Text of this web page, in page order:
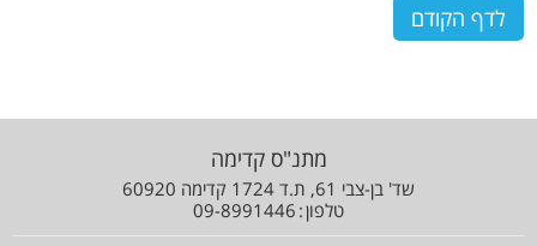
לדף הקודם
מתנ"ס קדימה
שד' בן-צבי 61, ת.ד 1724 קדימה 60920
טלפון 09-8991446